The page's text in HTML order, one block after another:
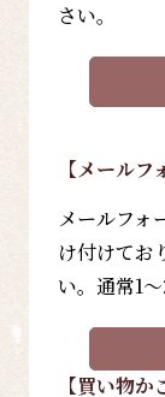
さい。
【メールフ
メールフォ
け付けてお
い。通常1
【買い物か